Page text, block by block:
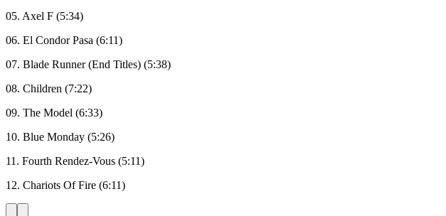
05. Axel F (5:34)
06. El Condor Pasa (6:11)
07. Blade Runner (End Titles) (5:38)
08. Children (7:22)
09. The Model (6:33)
10. Blue Monday (5:26)
11. Fourth Rendez-Vous (5:11)
12. Chariots Of Fire (6:11)